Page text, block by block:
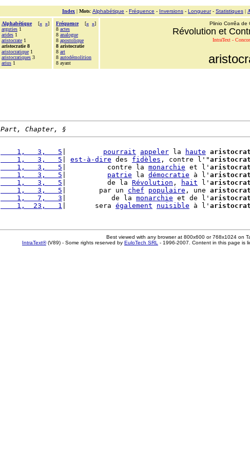
Index | Mots: Alphabétique - Fréquence - Inversions - Longueur- Statistiques |
Alphabétique [« »]
arguties 1
arides 1
aristocrate 1
aristocratie 8
aristocratique 1
aristocratiques 3
arius 1
Fréquence [« »]
8 actes
8 analogue
8 apostolique
8 aristocratie
8 art
8 autodémolition
8 ayant
Plinio Corrêa de
Révolution et
IntraText -
Part, Chapter, §
    1,   3,   5
pourrait appeler la haute
    1,   3,   5
est-à-dire des fidèles , contre l'"
    1,   3,   5
|          contre la monarchie et l'
    1,   3,   5
patrie la démocratie à l'
    1,   3,   5
|          de la Révolution , hait l'
    1,   3,   5
|        par un chef populaire , une
    1,   7,   3
|           de la monarchie et de l'
    1,  23,   1
|       sera également nuisible à l'
Best viewed with any browser at 800x600 or 768x1024 on
IntraText®(V89) - Some rights reserved by EuloTech SRL - 1996-2007. Content in this page is